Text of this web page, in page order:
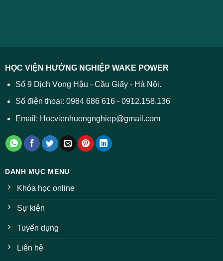
giảm
nhiều
HỌC VIỆN HƯỚNG NGHIỆP WAKE POWER
Số 9 Dịch Vọng Hậu - Cầu Giấy - Hà Nội.
Số điện thoại: 0984 686 616 - 0912.158.136
Email: Hocvienhuongnghiep@gmail.com
DANH MỤC MENU
Khóa học online
Sự kiện
Tuyển dụng
Liên hệ